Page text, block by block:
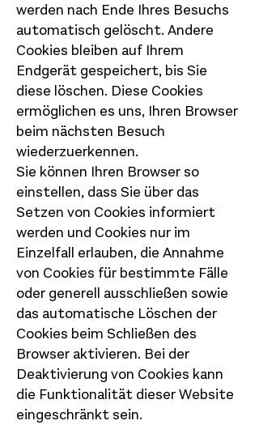
werden nach Ende Ihres Besuchs
automatisch gelöscht. Andere
Cookies bleiben auf Ihrem
Endgerät gespeichert, bis Sie
diese löschen. Diese Cookies
ermöglichen es uns, Ihren Browser
beim nächsten Besuch
wiederzuerkennen.
Sie können Ihren Browser so
einstellen, dass Sie über das
Setzen von Cookies informiert
werden und Cookies nur im
Einzelfall erlauben, die Annahme
von Cookies für bestimmte Fälle
oder generell ausschließen sowie
das automatische Löschen der
Cookies beim Schließen des
Browser aktivieren. Bei der
Deaktivierung von Cookies kann
die Funktionalität dieser Website
eingeschränkt sein.